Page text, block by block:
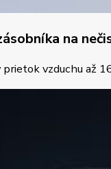
na
vzduchu až